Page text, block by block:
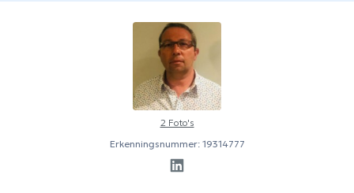
2 Foto's
Erkenningsnummer: 19314777